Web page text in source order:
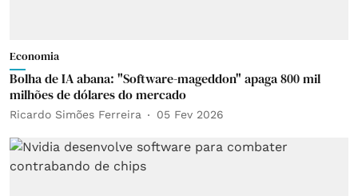
Economia
Bolha de IA abana: "Software-mageddon" apaga 800 mil
milhões de dólares do mercado
Ricardo Simões Ferreira 05 Fev 2026